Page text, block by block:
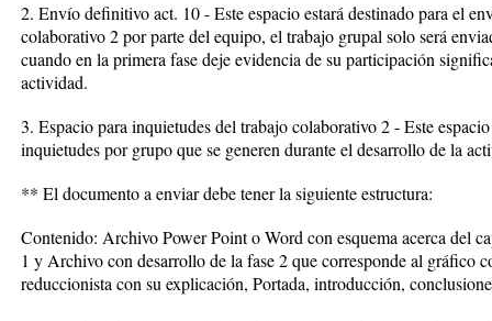
2. Envío definitivo act. 10 - Este espacio estará destinado para el
colaborativo 2 por parte del equipo, el trabajo grupal solo será
cuando en la primera fase deje evidencia de su participación
actividad.
3. Espacio para inquietudes del trabajo colaborativo 2 - Este
inquietudes por grupo que se generen durante el desarrollo de la
** El documento a enviar debe tener la siguiente estructura:
Contenido: Archivo Power Point o Word con esquema acerca del
1 y Archivo con desarrollo de la fase 2 que corresponde al gráfico
reduccionista con su explicación, Portada, introducción,